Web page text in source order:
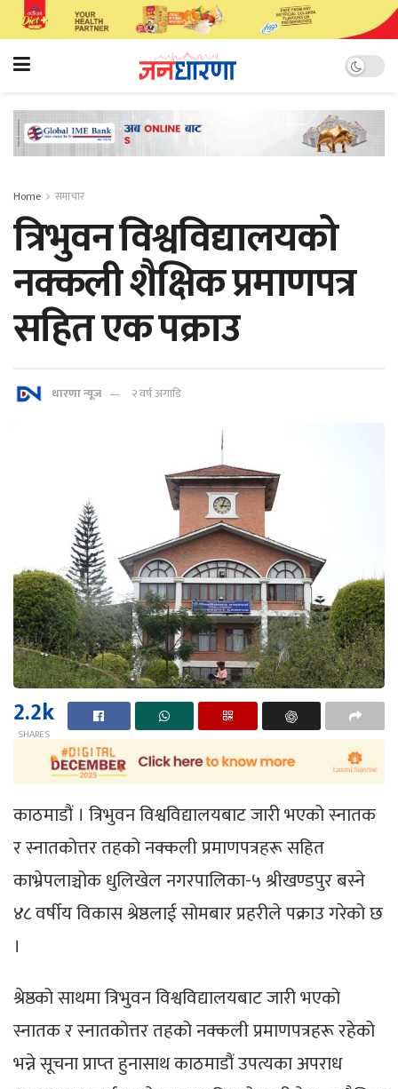
Home समाचार
त्रिभुवन विश्वविद्यालयको
नक्कली शैक्षिक प्रमाणपत्र
सहित एक पक्राउ
धारणा न्यूज २ वर्ष अगाडि
2.2k
SHARES
काठमाडौं । त्रिभुवन विश्वविद्यालयबाट जारी भएको स्नातक
र स्नातकोत्तर तहको नक्कली प्रमाणपत्रहरू सहित
काभ्रेपलाञ्चोक धुलिखेल नगरपालिका-५ श्रीखण्डपुर बस्ने
४८ वर्षीय विकास श्रेष्ठलाई सोमबार प्रहरीले पक्राउ गरेको छ
।
श्रेष्ठको साथमा त्रिभुवन विश्वविद्यालयबाट जारी भएको
स्नातक र स्नातकोत्तर तहको नक्कली प्रमाणपत्रहरू रहेको
भन्ने सूचना प्राप्‍त हुनासाथ काठमाडौं उपत्यका अपराध